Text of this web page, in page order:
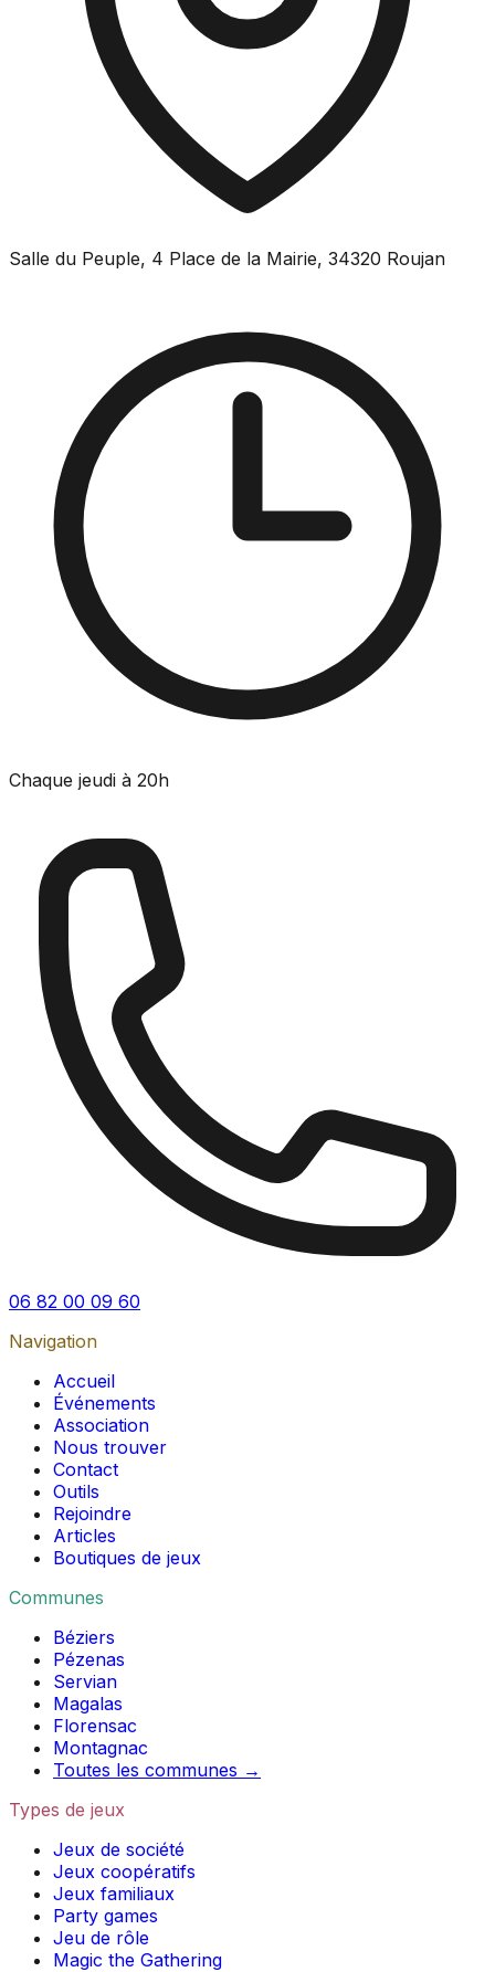
Salle du Peuple, 4 Place de la Mairie, 34320 Roujan
Chaque jeudi à 20h
06 82 00 09 60
Navigation
Accueil
Événements
Association
Nous trouver
Contact
Outils
Rejoindre
Articles
Boutiques de jeux
Communes
Béziers
Pézenas
Servian
Magalas
Florensac
Montagnac
Toutes les communes →
Types de jeux
Jeux de société
Jeux coopératifs
Jeux familiaux
Party games
Jeu de rôle
Magic the Gathering